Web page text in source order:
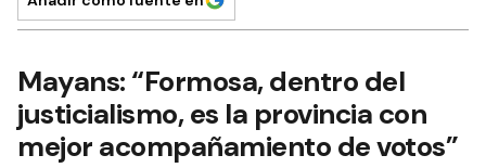
Mayans: “Formosa, dentro del
justicialismo, es la provincia con
mejor acompañamiento de votos”